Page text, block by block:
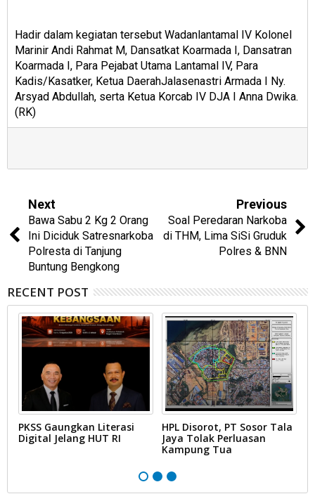
Hadir dalam kegiatan tersebut Wadanlantamal IV Kolonel
Marinir Andi Rahmat M, Dansatkat Koarmada I, Dansatran
Koarmada I, Para Pejabat Utama Lantamal IV, Para
Kadis/Kasatker, Ketua DaerahJalasenastri Armada I Ny.
Arsyad Abdullah, serta Ketua Korcab IV DJA I Anna Dwika.
(RK)
Next
Bawa Sabu 2 Kg 2 Orang
Ini Diciduk Satresnarkoba
Polresta di Tanjung
Buntung Bengkong
Previous
Soal Peredaran Narkoba
di THM, Lima SiSi Gruduk
Polres & BNN
RECENT POST
PKSS Gaungkan Literasi
Digital Jelang HUT RI
HPL Disorot, PT Sosor Tala
Jaya Tolak Perluasan
Kampung Tua